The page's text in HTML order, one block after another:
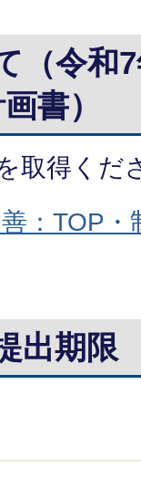
（令和
書）
取得くだ
：TOP
出期限